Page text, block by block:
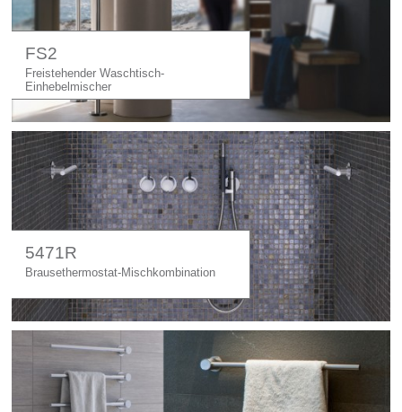
FS2
Freistehender Waschtisch-
Einhebelmischer
5471R
Brausethermostat-Mischkombination